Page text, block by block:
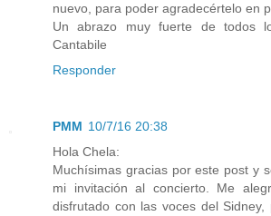
nuevo, para poder agradecértelo en
Un abrazo muy fuerte de todos
Cantabile
Responder
PMM 10/7/16 20:38
Hola Chela:
Muchísimas gracias por este post y
mi invitación al concierto. Me
disfrutado con las voces del